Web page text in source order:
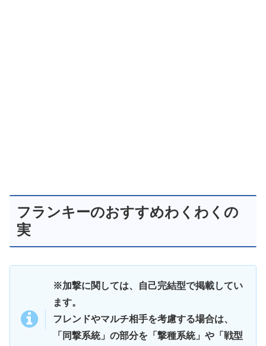
フランキーのおすすめわくわくの
実
※加撃に関しては、自己完結型で掲載してい
ます。
フレンドやマルチ相手を考慮する場合は、
「同撃系統」の部分を「撃種系統」や「戦型